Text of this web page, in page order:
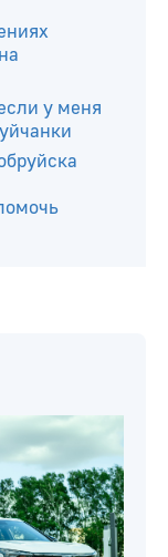
не могут
для